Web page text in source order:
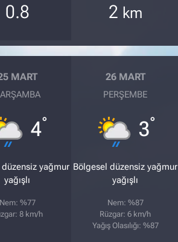
0.8 2 km
MART
4°
yağmur
yağışlı
Nem: %77
8 km/h
26 MART
PERŞEMBE
3°
Bölgesel düzensiz yağmur
yağışlı
Nem: %87
Rüzgar: 6 km/h
Yağış Olasılığı: %87